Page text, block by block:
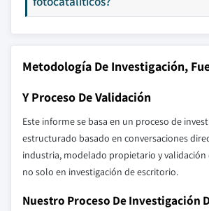
Metodología De Investigación,
Y Proceso De Validación
Este informe se basa en un proceso de
estructurado basado en conversaciones
industria, modelado propietario y validación
no solo en investigación de escritorio.
Nuestro Proceso De Investigación